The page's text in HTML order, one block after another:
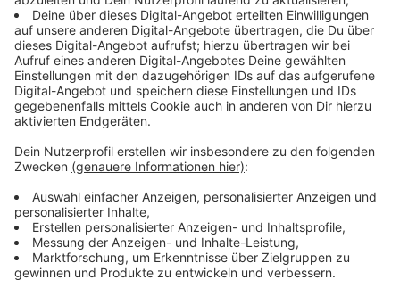
Neben unserem Hauptprogramm (jetzt auch neu über Kabel)
findet ihr in unserem Webradio sowie in der App oder per
Smart Speaker auch eine Vielzahl an Streams, von Heavy
Metal bis Melodic Rock.Alle Streams im Überblick findet ihr
hier.